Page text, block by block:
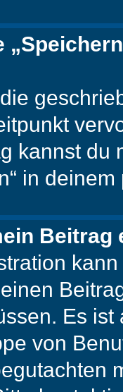
kannst du
in
Es
von